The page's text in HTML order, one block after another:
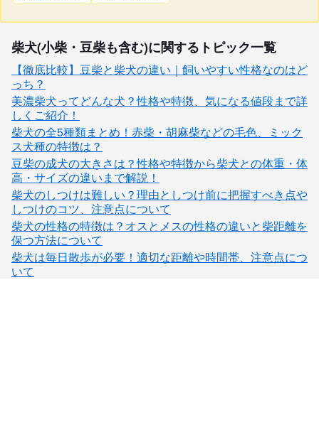
柴犬(小柴・豆柴も含む)に関するトピック一覧
【徹底比較】豆柴と柴犬の違い｜飼いやすい性格なのはど
っち？
美濃柴犬ってどんな犬？性格や特徴、気になる値段まで詳
しくご紹介！
柴犬の全5種類まとめ！赤柴・胡麻柴などの毛色、ミック
ス犬種の特徴は？
豆柴の成犬の大きさは？性格や特徴から柴犬との体重・体
高・サイズの違いまで解説！
柴犬のしつけは難しい？理由としつけ前に把握すべき点や
しつけのコツ、注意点について
柴犬の性格の特徴は？オスとメスの性格の違いと柴距離を
保つ方法について
柴犬は毎日散歩が必要！適切な距離や時間帯、注意点につ
いて